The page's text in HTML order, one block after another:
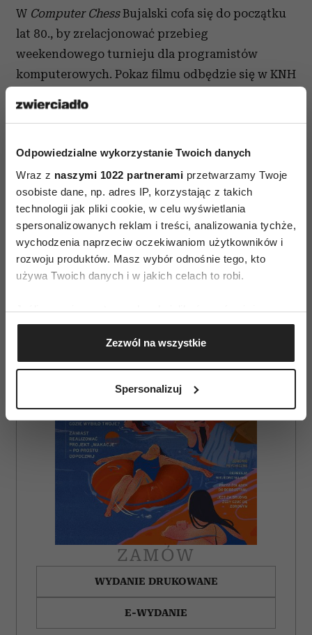
Odpowiedzialne wykorzystanie Twoich danych
Wraz z naszymi 1022 partnerami przetwarzamy Twoje
osobiste dane, np. adres IP, korzystając z takich
technologii jak pliki cookie, w celu wyświetlania
spersonalizowanych reklam i treści, analizowania tychże,
wychodzenia naprzeciw oczekiwaniom użytkowników i
rozwoju produktów. Masz wybór odnośnie tego, kto
używa Twoich danych i w jakich celach to robi.
Jeśli wyrazisz na to zgodę, chcielibyśmy również:
Gromadzić dane dotyczące Twojej lokalizacji
geograficznej z dokładnością nawet do kilku metrów
Identyfikować Twoje urządzenie, aktywnie
(fingerprinting, czyli wirtualny odcisk palca)
dane są przetwarzane oraz ustaw własne preferencje w
sekcji szczegółów. W Deklaracji plików cookie możesz
zmienić lub wycofać swoją zgodę w dowolnej chwili.
Wykorzystujemy pliki cookie do spersonalizowania treści
i reklam, aby oferować funkcje społecznościowe i
analizować ruch w naszej witrynie. Informacje o tym, jak
korzystasz z naszej witryny, udostępniamy partnerom
społecznościowym, reklamowym i analitycznym.
Partnerzy mogą połączyć te informacje z innymi danymi
otrzymanymi od Ciebie lub uzyskanymi podczas
korzystania z ich usług.
Zezwól na wszystkie
Spersonalizuj
W Computer ChessBujalski cofa się do początku
lat 80., by zrelacjonować przebieg
weekendowego turnieju dla programistów
komputerowych. Pokaz filmu odbędzie się w KNH
AUTOPROMOCJA
ZAMÓW
WYDANIE DRUKOWANE
E-WYDANIE